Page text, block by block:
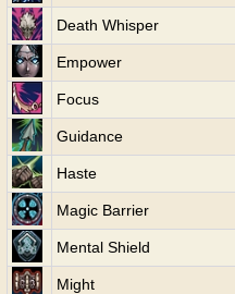
Death Whisper
Empower
Focus
Guidance
Haste
Magic Barrier
Mental Shield
Might